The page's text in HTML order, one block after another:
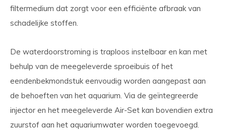
filtermedium dat zorgt voor een efficiënte afbraak van
schadelijke stoffen.
De waterdoorstroming is traploos instelbaar en kan met
behulp van de meegeleverde sproeibuis of het
eendenbekmondstuk eenvoudig worden aangepast aan
de behoeften van het aquarium. Via de geïntegreerde
injector en het meegeleverde Air-Set kan bovendien extra
zuurstof aan het aquariumwater worden toegevoegd.